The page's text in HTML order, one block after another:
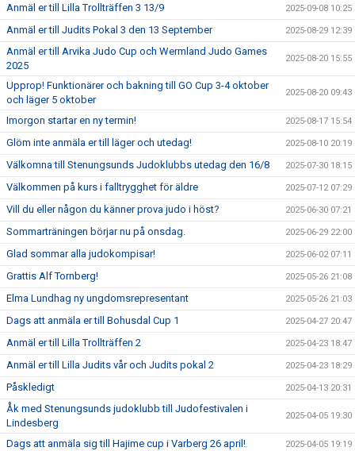
Anmäl er till Lilla Trollträffen 3 13/9 2025-09-08 10:25
Anmäl er till Judits Pokal 3 den 13 September 2025-08-29 12:39
Anmäl er till Arvika Judo Cup och Wermland Judo Games
2025
2025-08-20 15:55
Upprop! Funktionärer och bakning till GO Cup 3-4 oktober
och läger 5 oktober
2025-08-20 09:43
Imorgon startar en ny termin! 2025-08-17 15:54
Glöm inte anmäla er till läger och utedag! 2025-08-10 20:19
Välkomna till Stenungsunds Judoklubbs utedag den 16/8 2025-07-30 18:15
Välkommen på kurs i falltrygghet för äldre 2025-07-12 07:29
Vill du eller någon du känner prova judo i höst? 2025-06-30 07:21
Sommarträningen börjar nu på onsdag. 2025-06-29 22:00
Glad sommar alla judokompisar! 2025-06-02 07:11
Grattis Alf Tornberg! 2025-05-26 21:08
Elma Lundhag ny ungdomsrepresentant 2025-05-26 21:03
Dags att anmäla er till Bohusdal Cup 1 2025-04-27 20:47
Anmäl er till Lilla Trollträffen 2 2025-04-23 18:47
Anmäl er till Lilla Judits vår och Judits pokal 2 2025-04-23 18:29
Påskledigt 2025-04-13 20:31
Åk med Stenungsunds judoklubb till Judofestivalen i
Lindesberg
2025-04-05 19:30
Dags att anmäla sig till Hajime cup i Varberg 26 april! 2025-04-05 19:19